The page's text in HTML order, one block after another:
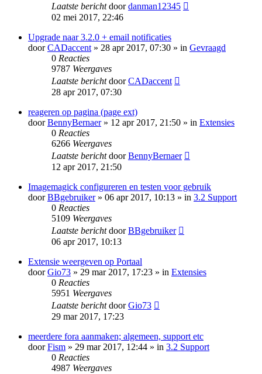
Laatste berichtdoordanman12345
02 mei 2017, 22:46
Upgrade naar 3.2.0 + email notificaties
doorCADaccent» 28 apr 2017, 07:30 » in Gevraagd
0 Reacties
9787 Weergaves
Laatste berichtdoorCADaccent
28 apr 2017, 07:30
reageren op pagina (page ext)
doorBennyBernaer» 12 apr 2017, 21:50 » in Extensies
0 Reacties
6266 Weergaves
Laatste berichtdoorBennyBernaer
12 apr 2017, 21:50
Imagemagick configureren en testen voor gebruik
doorBBgebruiker» 06 apr 2017, 10:13 » in 3.2 Support
0 Reacties
5109 Weergaves
Laatste berichtdoorBBgebruiker
06 apr 2017, 10:13
Extensie weergeven op Portaal
doorGio73 » 29 mar 2017, 17:23 » in Extensies
0 Reacties
5951 Weergaves
Laatste berichtdoorGio73
29 mar 2017, 17:23
meerdere fora aanmaken; algemeen, support etc
doorFism » 29 mar 2017, 12:44 » in 3.2 Support
0 Reacties
4987 Weergaves